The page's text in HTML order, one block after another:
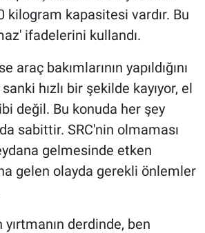
kilogram kapasitesi vardır. Bu
ifadelerini kullandı.
araç bakımlarının yapıldığını
hızlı bir şekilde kayıyor, el
değil. Bu konuda her şey
sabittir. SRC'nin olmaması
gelmesinde etken
gelen olayda gerekli önlemler
derdinde, ben